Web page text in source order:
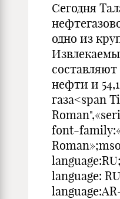
Сегодня
одно из
составляют
нефти и
газа<span
font-
language: